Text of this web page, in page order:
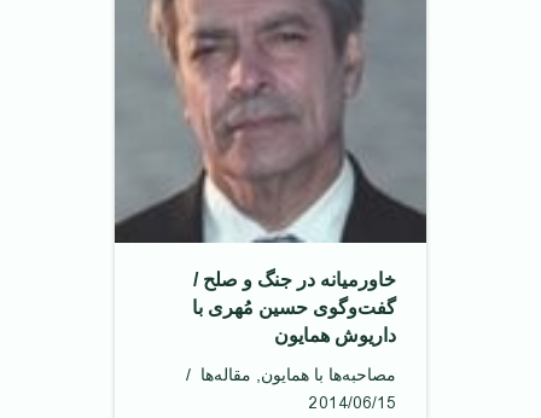
خاورمیانه در جنگ و صلح /
گفت‌وگوی حسین مُهری با
داریوش همایون
مصاحبه‌ها با همایون مقاله‌ها
2014/06/15